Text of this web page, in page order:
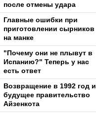
после отмены удара
Главные ошибки при
приготовлении сырников
на манке
"Почему они не плывут в
Испанию?" Теперь у нас
есть ответ
Возвращение в 1992 год и
будущее правительство
Айзенкота